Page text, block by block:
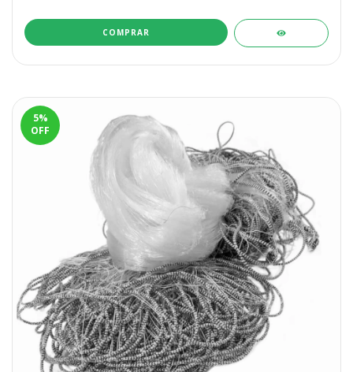
COMPRAR
5%
OFF